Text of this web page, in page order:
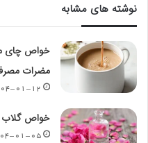
نوشته های مشابه
خواص چای
مضرات
۱۴۰۴-۰۱-
خواص گلاب
۱۴۰۴-۰۱-